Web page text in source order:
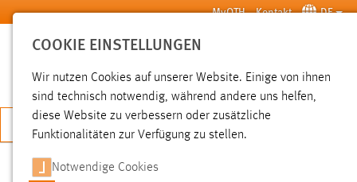
Zum Hauptinhalt springen MyOTH Kontakt DE
SUCHE
JETZT BEWERBEN
SUCHE
COOKIE EINSTELLUNGEN
Wir nutzen Cookies auf unserer Website. Einige von ihnen
sind technisch notwendig, während andere uns helfen,
diese Website zu verbessern oder zusätzliche
Funktionalitäten zur Verfügung zu stellen.
Notwendige Cookies